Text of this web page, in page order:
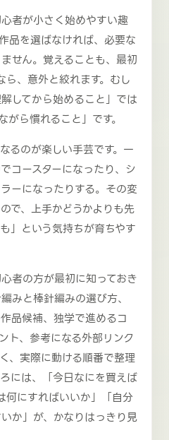
者が小さく始めやすい趣
品を選ばなければ、必要な
せん。覚えることも、最初
、意外と絞れます。むし
してから始めること」では
がら慣れること」です。
るのが楽しい手芸です。一
コースターになったり、シ
ーになったりする。その変
で、上手かどうかよりも先
」という気持ちが育ちやす
者の方が最初に知っておき
みと棒針編みの選び方、
品候補、独学で進めるコ
ト、参考になる外部リンク
、実際に動ける順番で整理
には、「今日なにを買えば
何にすればいいか」「自分
か」が、かなりはっきり見